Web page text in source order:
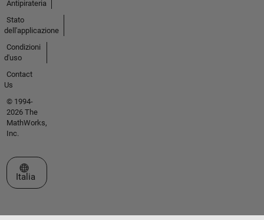
Antipirateria
Stato
dell'applicazione
Condizioni
d'uso
Contact
Us
© 1994-
2026 The
MathWorks,
Inc.
Seleziona un sito web
Italia